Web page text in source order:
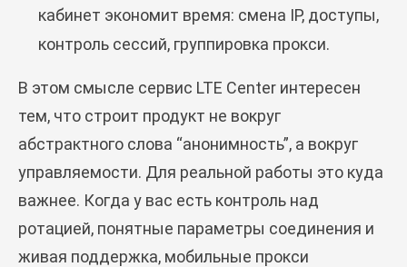
кабинет экономит время: смена IP, доступы,
контроль сессий, группировка прокси.
В этом смысле сервис LTE Center интересен
тем, что строит продукт не вокруг
абстрактного слова “анонимность”, а вокруг
управляемости. Для реальной работы это куда
важнее. Когда у вас есть контроль над
ротацией, понятные параметры соединения и
живая поддержка, мобильные прокси